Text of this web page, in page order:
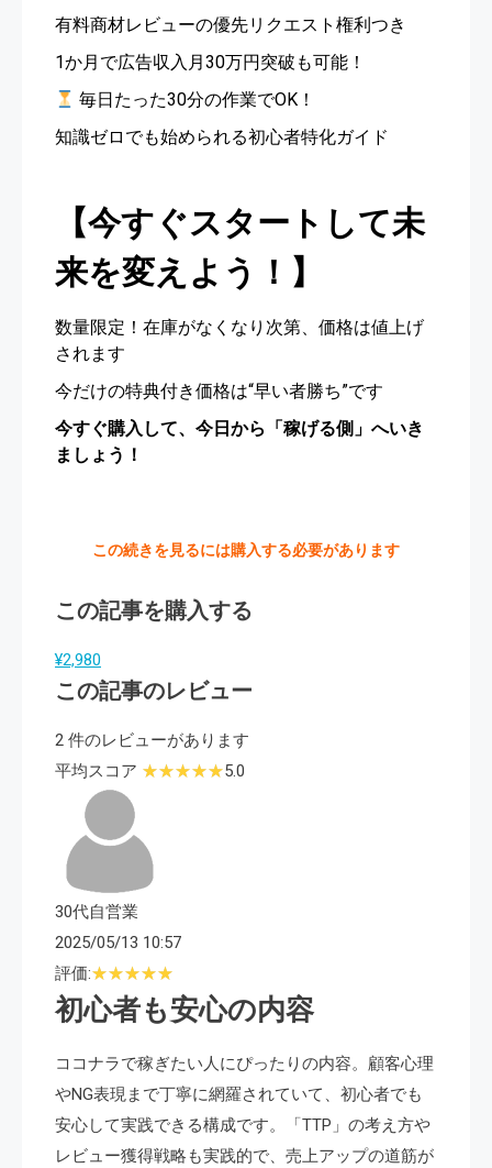
有料商材レビューの優先リクエスト権利つき
1か月で広告収入月30万円突破も可能！
毎日たった30分の作業でOK！
知識ゼロでも始められる初心者特化ガイド
【今すぐスタートして未
来を変えよう！】
数量限定！在庫がなくなり次第、価格は値上げ
されます
今だけの特典付き価格は“早い者勝ち”です
今すぐ購入して、今日から「稼げる側」へいき
ましょう！
この続きを見るには購入する必要があります
この記事を購入する
¥2,980
この記事のレビュー
2 件のレビューがあります
平均スコア
5.0
30代自営業
2025/05/13 10:57
評価:
初心者も安心の内容
ココナラで稼ぎたい人にぴったりの内容。顧客心理
やNG表現まで丁寧に網羅されていて、初心者でも
安心して実践できる構成です。「TTP」の考え方や
レビュー獲得戦略も実践的で、売上アップの道筋が